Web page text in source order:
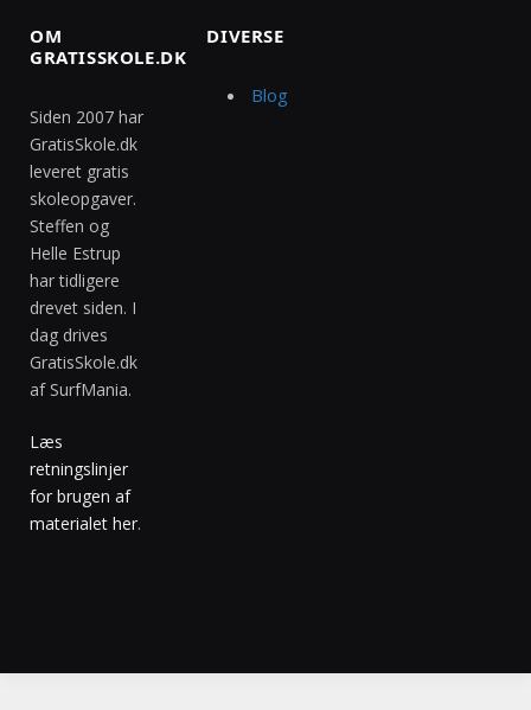
OM
GRATISSKOLE.DK
Siden 2007 har
GratisSkole.dk
leveret gratis
skoleopgaver.
Steffen og
Helle Estrup
har tidligere
drevet siden. I
dag drives
GratisSkole.dk
af SurfMania.
Læs
retningslinjer
for brugen af
materialet her.
DIVERSE
Blog